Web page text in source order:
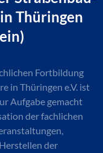
Thüringen
Fortbildung
in Thüringen e.V. ist
Aufgabe gemacht
der fachlichen
der